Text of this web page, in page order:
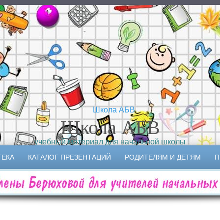
Школа АБВ
учебный материал для начальной школы
КАТАЛОГ ПРЕЗЕНТАЦИЙ РОДИТЕЛЯМ И ДЕТЯМ